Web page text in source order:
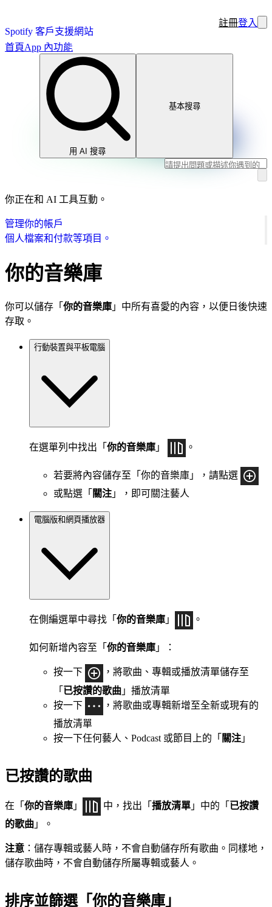
Spotify 客戶支援網站
註冊登入
首頁App 內功能
用 AI 搜尋
基本搜尋
你正在和 AI 工具互動。
管理你的帳戶
個人檔案和付款等項目。
你的音樂庫
你可以儲存「 你的音樂庫 」中所有喜愛的內容，以便日後快速
存取。
行動裝置與平板電腦
在選單列中找出「 你的音樂庫 」 。
若要將內容儲存至「你的音樂庫」，請點選
或點選「 關注 」，即可關注藝人
電腦版和網頁播放器
在側編選單中尋找「 你的音樂庫 」 。
如何新增內容至「 你的音樂庫 」：
按一下
，將歌曲、專輯或播放清單儲存至
「 已按讚的歌曲 」播放清單
按一下
，將歌曲或專輯新增至全新或現有的
播放清單
按一下任何藝人、Podcast 或節目上的「 關注 」
已按讚的歌曲
在「 你的音樂庫 」 中，找出「 播放清單 」中的「 已按讚
的歌曲 」。
注意 ：儲存專輯或藝人時，不會自動儲存所有歌曲。同樣地，
儲存歌曲時，不會自動儲存所屬專輯或藝人。
排序並篩選「你的音樂庫」